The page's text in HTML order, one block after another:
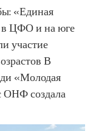
«Единая
в ЦФО и на юге
участие
В
«Молодая
ОНФ создала